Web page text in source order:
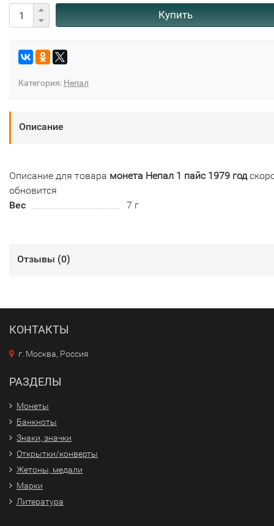
Купить
Категория: Непал
Описание
Описание для товара монета Непал 1 пайс 1979 год
обновится
Вес
7 г
Отзывы (0)
КОНТАКТЫ
г. Москва, Россия
РАЗДЕЛЫ
Монеты
Банкноты
Знаки, значки
Открытки/конверты
Жетоны, медали
Марки
Литература